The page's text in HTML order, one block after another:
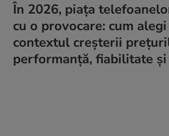
În 2026, piața
cu o provocare: cum
contextul creșterii
performanță, fiabilitate și